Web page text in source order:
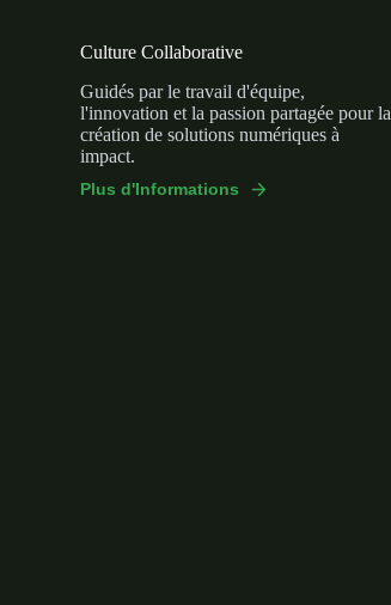
Culture Collaborative
Guidés par le travail d'équipe,
l'innovation et la passion partagée pour la
création de solutions numériques à
impact.
Plus d'Informations